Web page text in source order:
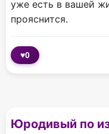
уже есть в вашей
прояснится.
♥0
Юродивый по